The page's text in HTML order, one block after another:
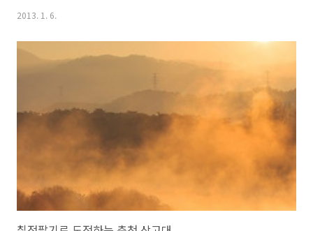
다. 새벽의 푸른 빛과 달빛 아래에 눈 덮힌 신륵사는 하얗게 빛나고 있었
정말 시간 가는 줄도 모를 정도로 몰입했던 하루였다. 가을에도 상당히
아름다운 풍경을 볼 수 있을 것 같아서 다시 가고 싶은 곳 리스트에 올려
2013. 1. 6.